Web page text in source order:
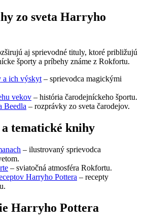
zo sveta Harryho
aj sprievodné tituly, ktoré približujú
športy a príbehy známe z Rokfortu.
a ich výskyt – sprievodca magickými
vekov – história čarodejníckeho športu.
Beedla – rozprávky zo sveta čarodejov.
tematické knihy
– ilustrovaný sprievodca
– sviatočná atmosféra Rokfortu.
Harryho Pottera – recepty
Harryho Pottera